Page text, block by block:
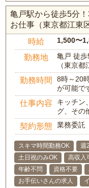
亀戸駅から徒歩5分
お仕事（東京都江東
時給 1,500〜
勤務地
亀戸 徒歩
（東京都
勤務時間
8時～20
が可能で
仕事内容
キッチン
グ、その
契約形態 業務委託
スキマ時間勤務OK 週
土日祝のみOK
高収入
年齢不問
資格不要
お手伝いさんの求人